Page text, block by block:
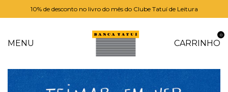
10% de desconto no livro do mês do Clube Tatuí de Leitura
MENU CARRINHO
0